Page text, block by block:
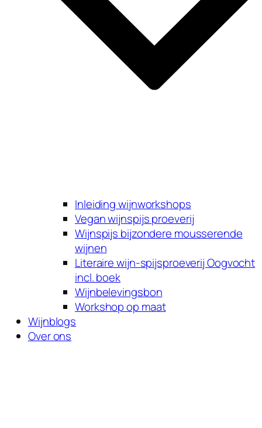
Inleiding wijnworkshops
Vegan wijnspijs proeverij
Wijnspijs bijzondere mousserende
wijnen
Literaire wijn-spijsproeverij Oogvocht
incl. boek
Wijnbelevingsbon
Workshop op maat
Wijnblogs
Over ons